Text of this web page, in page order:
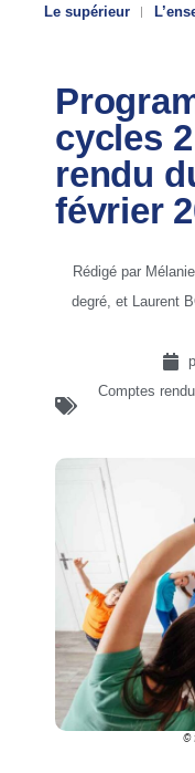
Le supérieur
cycles
rendu
février
Rédigé par
degré, et Laurent
Comptes
©